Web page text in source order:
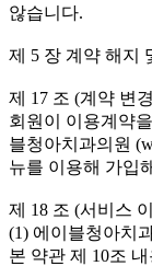
않습니다.
제 5 장 계약 해지
제 17 조 (계약 변
회원이 이용계약
블청아치과의원
뉴를 이용해 가입
제 18 조 (서비스
(1) 에이블청아치
본 약관 제 10조